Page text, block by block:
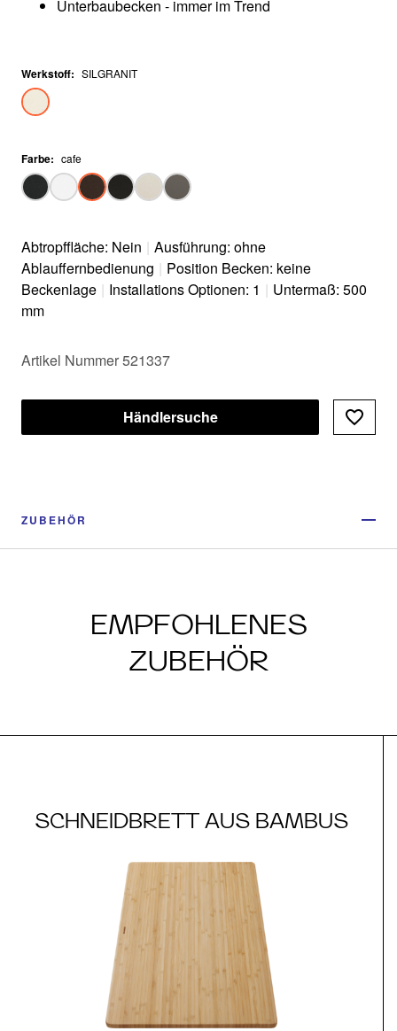
Unterbaubecken - immer im Trend
Werkstoff: SILGRANIT
Farbe: cafe
Abtropffläche: Nein | Ausführung: ohne
Ablauffernbedienung | Position Becken: keine
Beckenlage | Installations Optionen: 1 | Untermaß: 500
mm
Artikel Nummer 521337
Händlersuche
ZUBEHÖR
EMPFOHLENES
ZUBEHÖR
SCHNEIDBRETT AUS BAMBUS